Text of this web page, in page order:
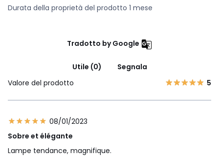
Durata della proprietà del prodotto 1 mese
Tradotto by Google
Utile (0)
Segnala
Valore del prodotto
5
08/01/2023
Sobre et élégante
Lampe tendance, magnifique.